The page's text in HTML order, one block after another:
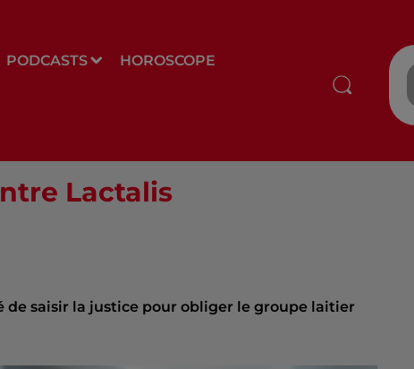
PODCASTS HOROSCOPE
Lactalis
de saisir la justice pour obliger le groupe laitier